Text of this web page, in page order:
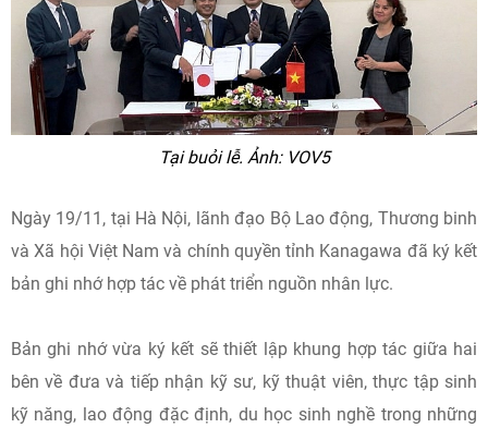
Tại buỏi lễ. Ảnh: VOV5
Ngày 19/11, tại Hà Nội, lãnh đạo Bộ Lao động, Thương binh
và Xã hội Việt Nam và chính quyền tỉnh Kanagawa đã ký kết
bản ghi nhớ hợp tác về phát triển nguồn nhân lực.
Bản ghi nhớ vừa ký kết sẽ thiết lập khung hợp tác giữa hai
bên về đưa và tiếp nhận kỹ sư, kỹ thuật viên, thực tập sinh
kỹ năng, lao động đặc định, du học sinh nghề trong những